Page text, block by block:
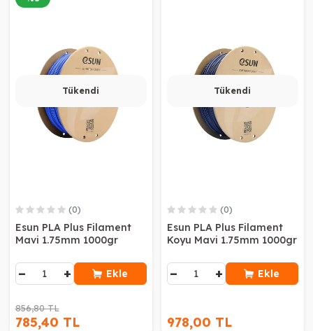
Tükendi
(0)
Esun PLA Plus Filament
Mavi 1.75mm 1000gr
− + Ekle
856,80 TL
785,40 TL
Tükendi
(0)
Esun PLA Plus Filament
Koyu Mavi 1.75mm 1000gr
− + Ekle
978,00 TL